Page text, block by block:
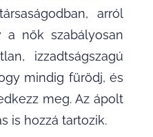
arról
nők szabályosan
izzadtságszagú
mindig fürödj, és
meg. Az ápolt
is hozzá tartozik.